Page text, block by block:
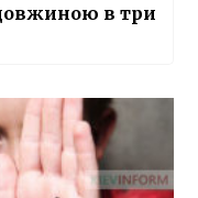
довжиною в три